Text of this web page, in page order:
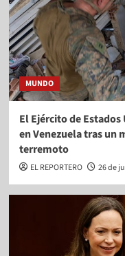
MUNDO
El Ejército de
en Venezuela tras un
terremoto
EL REPORTERO 26 de